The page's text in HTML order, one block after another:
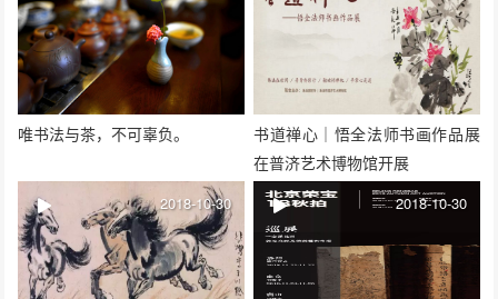
唯书法与茶，不可辜负。
书道禅心｜悟全法师书画作品展
在普济艺术博物馆开展
2018-10-30 2018-10-30